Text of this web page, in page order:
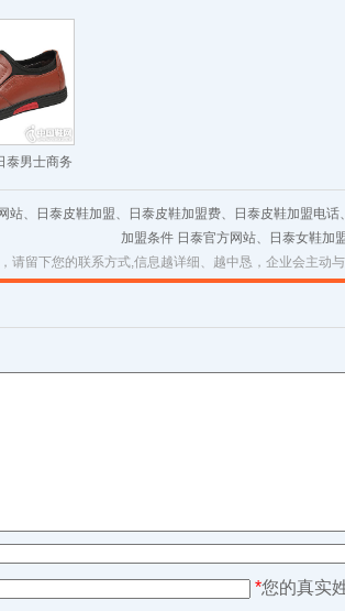
鞋
泰男士商务
鞋
站、日泰皮鞋加盟、日泰皮鞋加盟费、日泰皮鞋加盟电
加盟条件 日泰官方网站、日泰女鞋加
请留下您的联系方式,信息越详细、越中恳，企业会主动
*您的真实